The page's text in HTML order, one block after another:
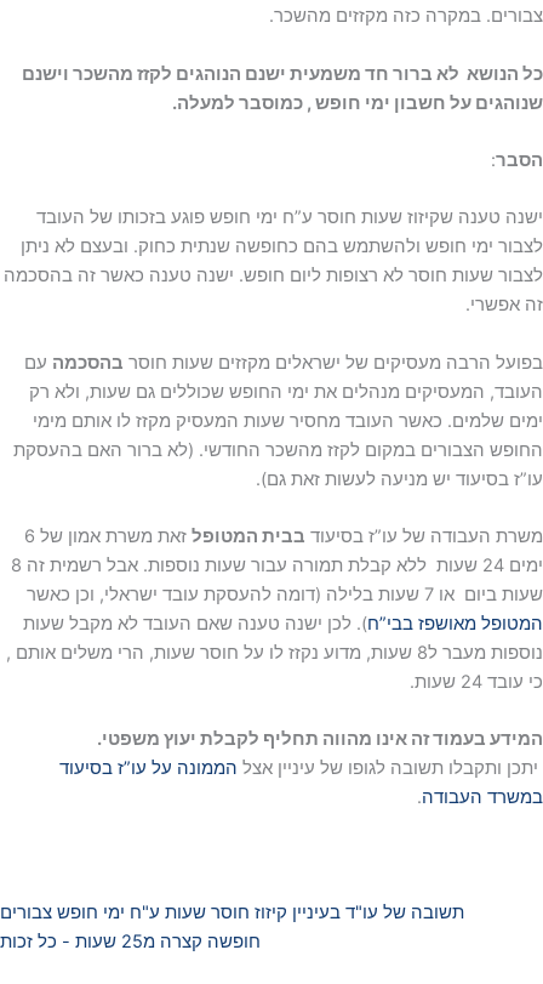
צבורים. במקרה כזה מקזזים מהשכר.
כל הנושא לא ברור חד משמעית ישנם הנוהגים לקזז מהשכר וישנם
שנוהגים על חשבון ימי חופש , כמוסבר למעלה.
הסבר:
ישנה טענה שקיזוז שעות חוסר ע”ח ימי חופש פוגע בזכותו של העובד
לצבור ימי חופש ולהשתמש בהם כחופשה שנתית כחוק. ובעצם לא ניתן
לצבור שעות חוסר לא רצופות ליום חופש. ישנה טענה כאשר זה בהסכמה
זה אפשרי.
בפועל הרבה מעסיקים של ישראלים מקזזים שעות חוסר בהסכמה עם
העובד, המעסיקים מנהלים את ימי החופש שכוללים גם שעות, ולא רק
ימים שלמים. כאשר העובד מחסיר שעות המעסיק מקזז לו אותם מימי
החופש הצבורים במקום לקזז מהשכר החודשי. (לא ברור האם בהעסקת
עו”ז בסיעוד יש מניעה לעשות זאת גם).
משרת העבודה של עו”ז בסיעוד בבית המטופל
ימים 24 שעות ללא קבלת תמורה עבור שעות נוספות. אבל רשמית זה 8
שעות ביום או 7 שעות בלילה (דומה להעסקת עובד ישראלי, וכן כאשר
המטופל מאושפז בבי”ח). לכן ישנה טענה שאם העובד לא מקבל שעות
נוספות מעבר ל8 שעות, מדוע נקזז לו על חוסר שעות, הרי משלים אותם ,
כי עובד 24 שעות.
המידע בעמוד זה אינו מהווה תחליף לקבלת יעוץ משפטי.
יתכן ותקבלו תשובה לגופו של עיניין אצל הממונה על עו”ז בסיעוד
במשרד העבודה.
תשובה של עו"ד בעיניין קיזוז חוסר שעות ע"ח ימי חופש צבורים
חופשה קצרה מ25 שעות - כל זכות